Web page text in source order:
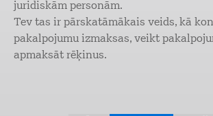
juridiskām personām.
Tev tas ir pārskatāmākais veids, kā
pakalpojumu izmaksas, veikt
apmaksāt rēķinus.